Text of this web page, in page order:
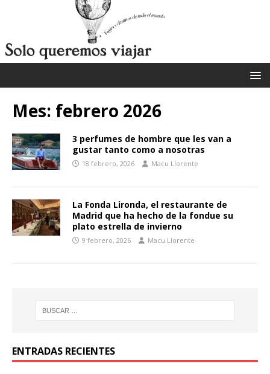
Mes: febrero 2026
3 perfumes de hombre que les van a
gustar tanto como a nosotras
18 febrero, 2026 Macu Llorente
La Fonda Lironda, el restaurante de
Madrid que ha hecho de la fondue su
plato estrella de invierno
9 febrero, 2026 Macu Llorente
ENTRADAS RECIENTES